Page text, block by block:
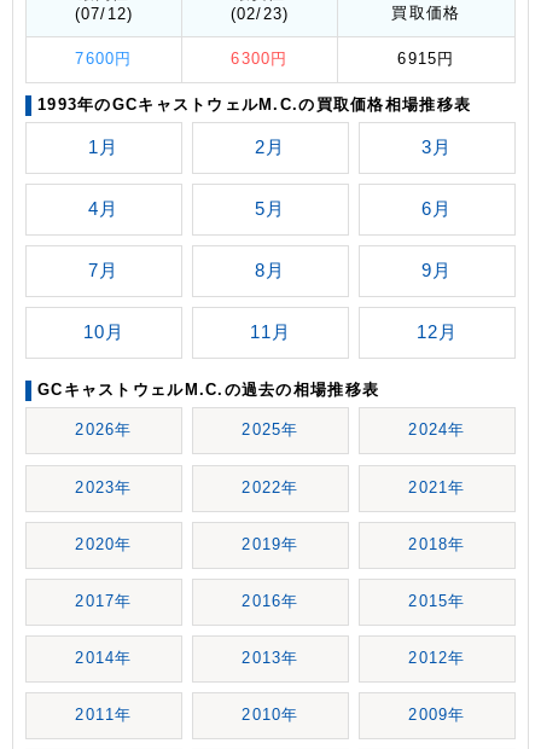
(07/12)
(02/23)
買取価格
7600円 6300円 6915円
1993年のGCキャストウェルM.C.の買取価格相場推移表
1月 2月 3月
4月 5月 6月
7月 8月 9月
10月 11月 12月
GCキャストウェルM.C.の過去の相場推移表
2026年 2025年 2024年
2023年 2022年 2021年
2020年 2019年 2018年
2017年 2016年 2015年
2014年 2013年 2012年
2011年 2010年 2009年